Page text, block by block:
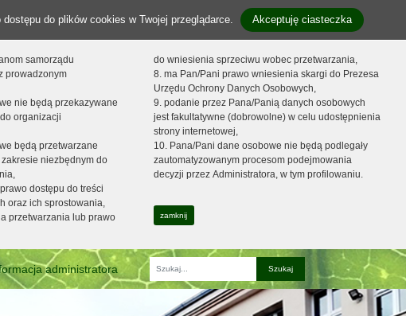
do plików cookies w Twojej przeglądarce. Akceptuję ciasteczka
samorządu
prowadzonym
nie będą przekazywane
organizacji
będą przetwarzane
niezbędnym do
dostępu do treści
oraz ich sprostowania,
przetwarzania lub prawo
do wniesienia sprzeciwu wobec przetwarzania,
8. ma Pan/Pani prawo wniesienia skargi do Prezesa
Urzędu Ochrony Danych Osobowych,
9. podanie przez Pana/Panią danych osobowych
jest fakultatywne (dobrowolne) w celu udostępnienia
strony internetowej,
10. Pana/Pani dane osobowe nie będą podlegały
zautomatyzowanym procesom podejmowania
decyzji przez Administratora, w tym profilowaniu.
zamknij
administratora
Fraza